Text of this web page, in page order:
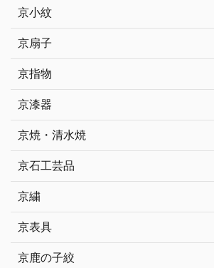
京小紋
京扇子
京指物
京漆器
京焼・清水焼
京石工芸品
京繍
京表具
京鹿の子絞